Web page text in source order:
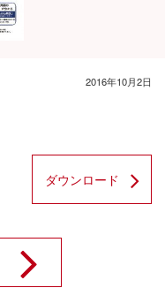
2016年10月2日
ダウンロード